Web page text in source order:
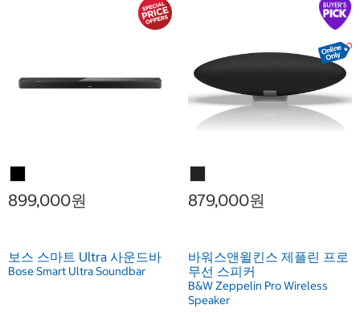
899,000원
보스 스마트 Ultra 사운드바
Bose Smart Ultra Soundbar
879,000원
바워스앤윌킨스 제플린 프로
무선 스피커
B&W Zeppelin Pro Wireless
Speaker